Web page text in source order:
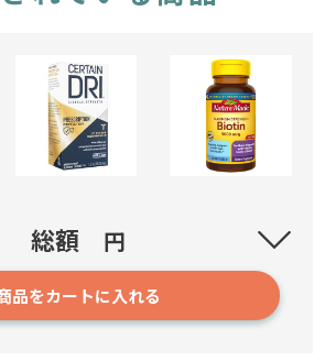
42
2,200円～
総額 円
品をカートに入れる